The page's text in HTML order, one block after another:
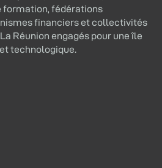
formation, fédérations
financiers et collectivités
Réunion engagés pour une île
technologique.